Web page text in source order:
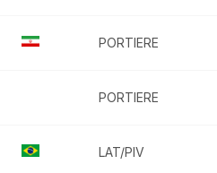
PORTIERE
PORTIERE
LAT/PIV